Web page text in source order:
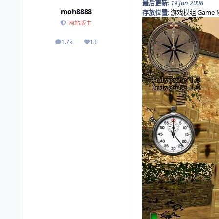
moh8888
网站版主
1.7k
帖子 13
荣誉积分
最后更新: 19 Jan 2008
存放位置:游戏模组 Game